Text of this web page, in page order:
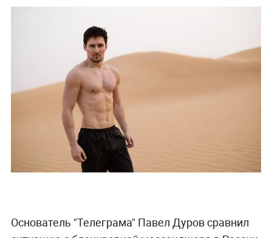
Основатель "Телеграма" Павел Дуров сравнил